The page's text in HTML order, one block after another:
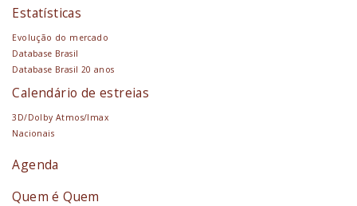
Estatísticas
Evolução do mercado
Database Brasil
Database Brasil 20 anos
Calendário de estreias
3D/Dolby Atmos/Imax
Nacionais
Agenda
Quem é Quem